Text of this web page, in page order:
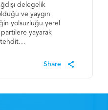
delegelik
ve yaygın
yolsuzluğu yerel
partilere yayarak
tehdit…